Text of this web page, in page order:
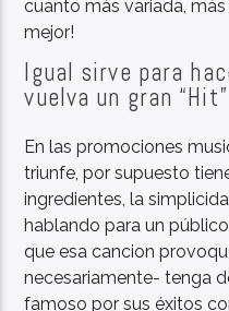
cuanto más variada,
mejor!
Igual sirve para
vuelva un gran “Hit”
En las promociones
triunfe, por supuesto
ingredientes, la
hablando para un
que esa cancion
necesariamente- tenga
famoso por sus éxitos